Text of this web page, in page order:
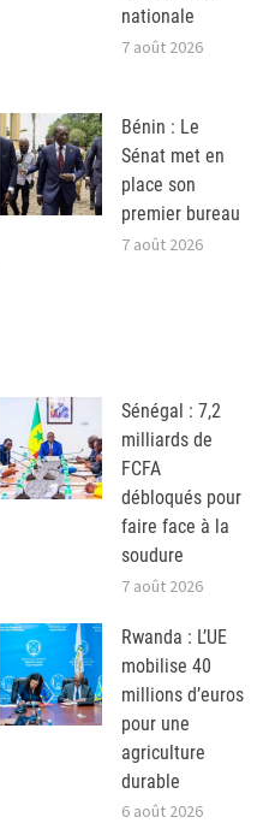
nationale
7 août 2026
Bénin : Le
Sénat met en
place son
premier bureau
7 août 2026
Sénégal : 7,2
milliards de
FCFA
débloqués pour
faire face à la
soudure
7 août 2026
Rwanda : L’UE
mobilise 40
millions d’euros
pour une
agriculture
durable
6 août 2026